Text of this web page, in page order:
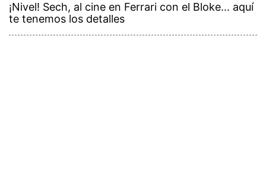
¡Nivel! Sech, al cine en Ferrari con el Bloke... aquí
te tenemos los detalles